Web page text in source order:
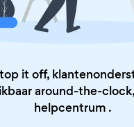
it off,
around-the-
helpcentrum .